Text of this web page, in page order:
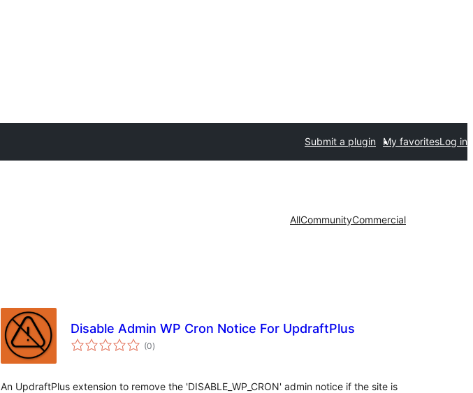
Submit a plugin My favoritesLog in
AllCommunityCommercial
Disable Admin WP Cron Notice For UpdraftPlus
(0საერთო
რეიტინგი
)
An UpdraftPlus extension to remove the 'DISABLE_WP_CRON' admin notice if the site is